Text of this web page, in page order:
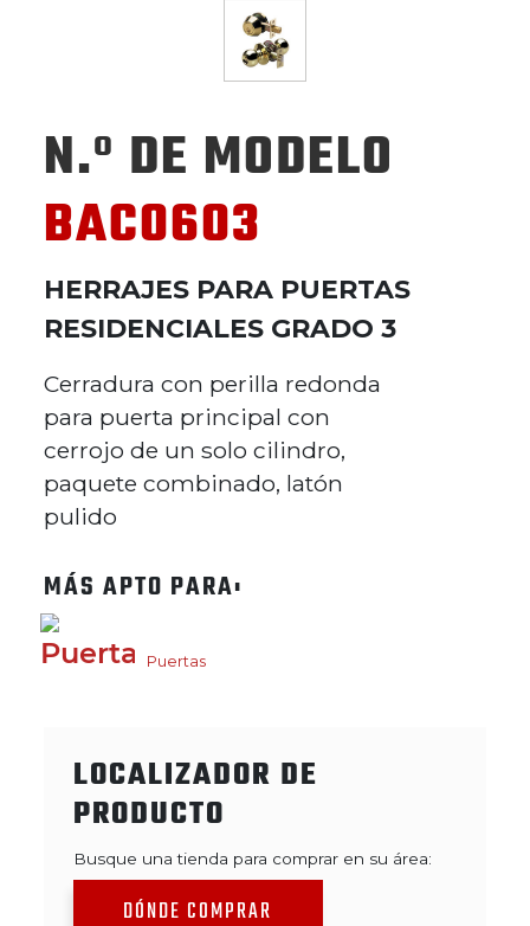
N.º DE MODELO
BAC0603
HERRAJES PARA PUERTAS
RESIDENCIALES GRADO 3
Cerradura con perilla redonda
para puerta principal con
cerrojo de un solo cilindro,
paquete combinado, latón
pulido
MÁS APTO PARA:
Puertas
LOCALIZADOR DE
PRODUCTO
Busque una tienda para comprar en su área:
DÓNDE COMPRAR